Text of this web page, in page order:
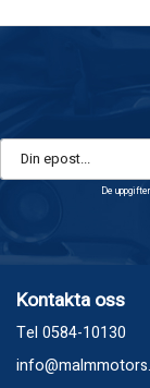
De
Kontakta oss
Tel 0584-10130